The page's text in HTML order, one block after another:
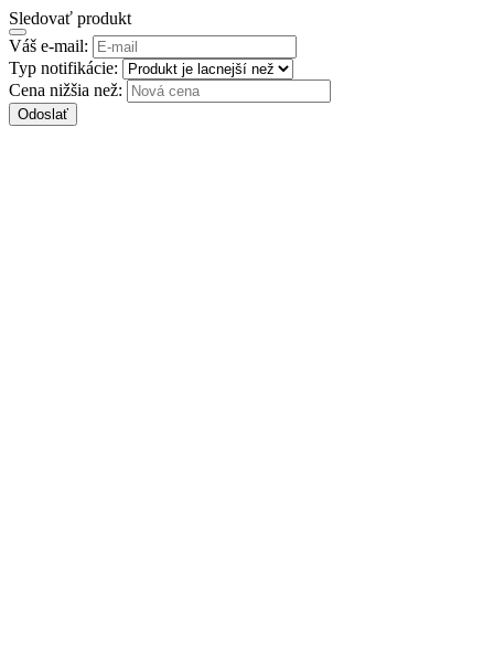
Sledovať produkt
Váš e-mail:
Typ notifikácie:
Cena nižšia než:
Odoslať